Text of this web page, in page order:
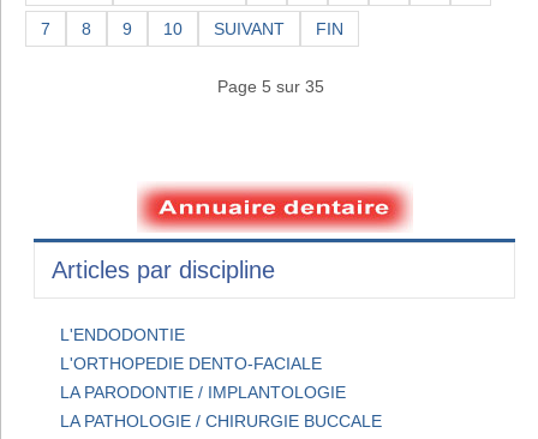
7 8 9 10 SUIVANT FIN
Page 5 sur 35
Articles par discipline
L'ENDODONTIE
L'ORTHOPEDIE DENTO-FACIALE
LA PARODONTIE / IMPLANTOLOGIE
LA PATHOLOGIE / CHIRURGIE BUCCALE